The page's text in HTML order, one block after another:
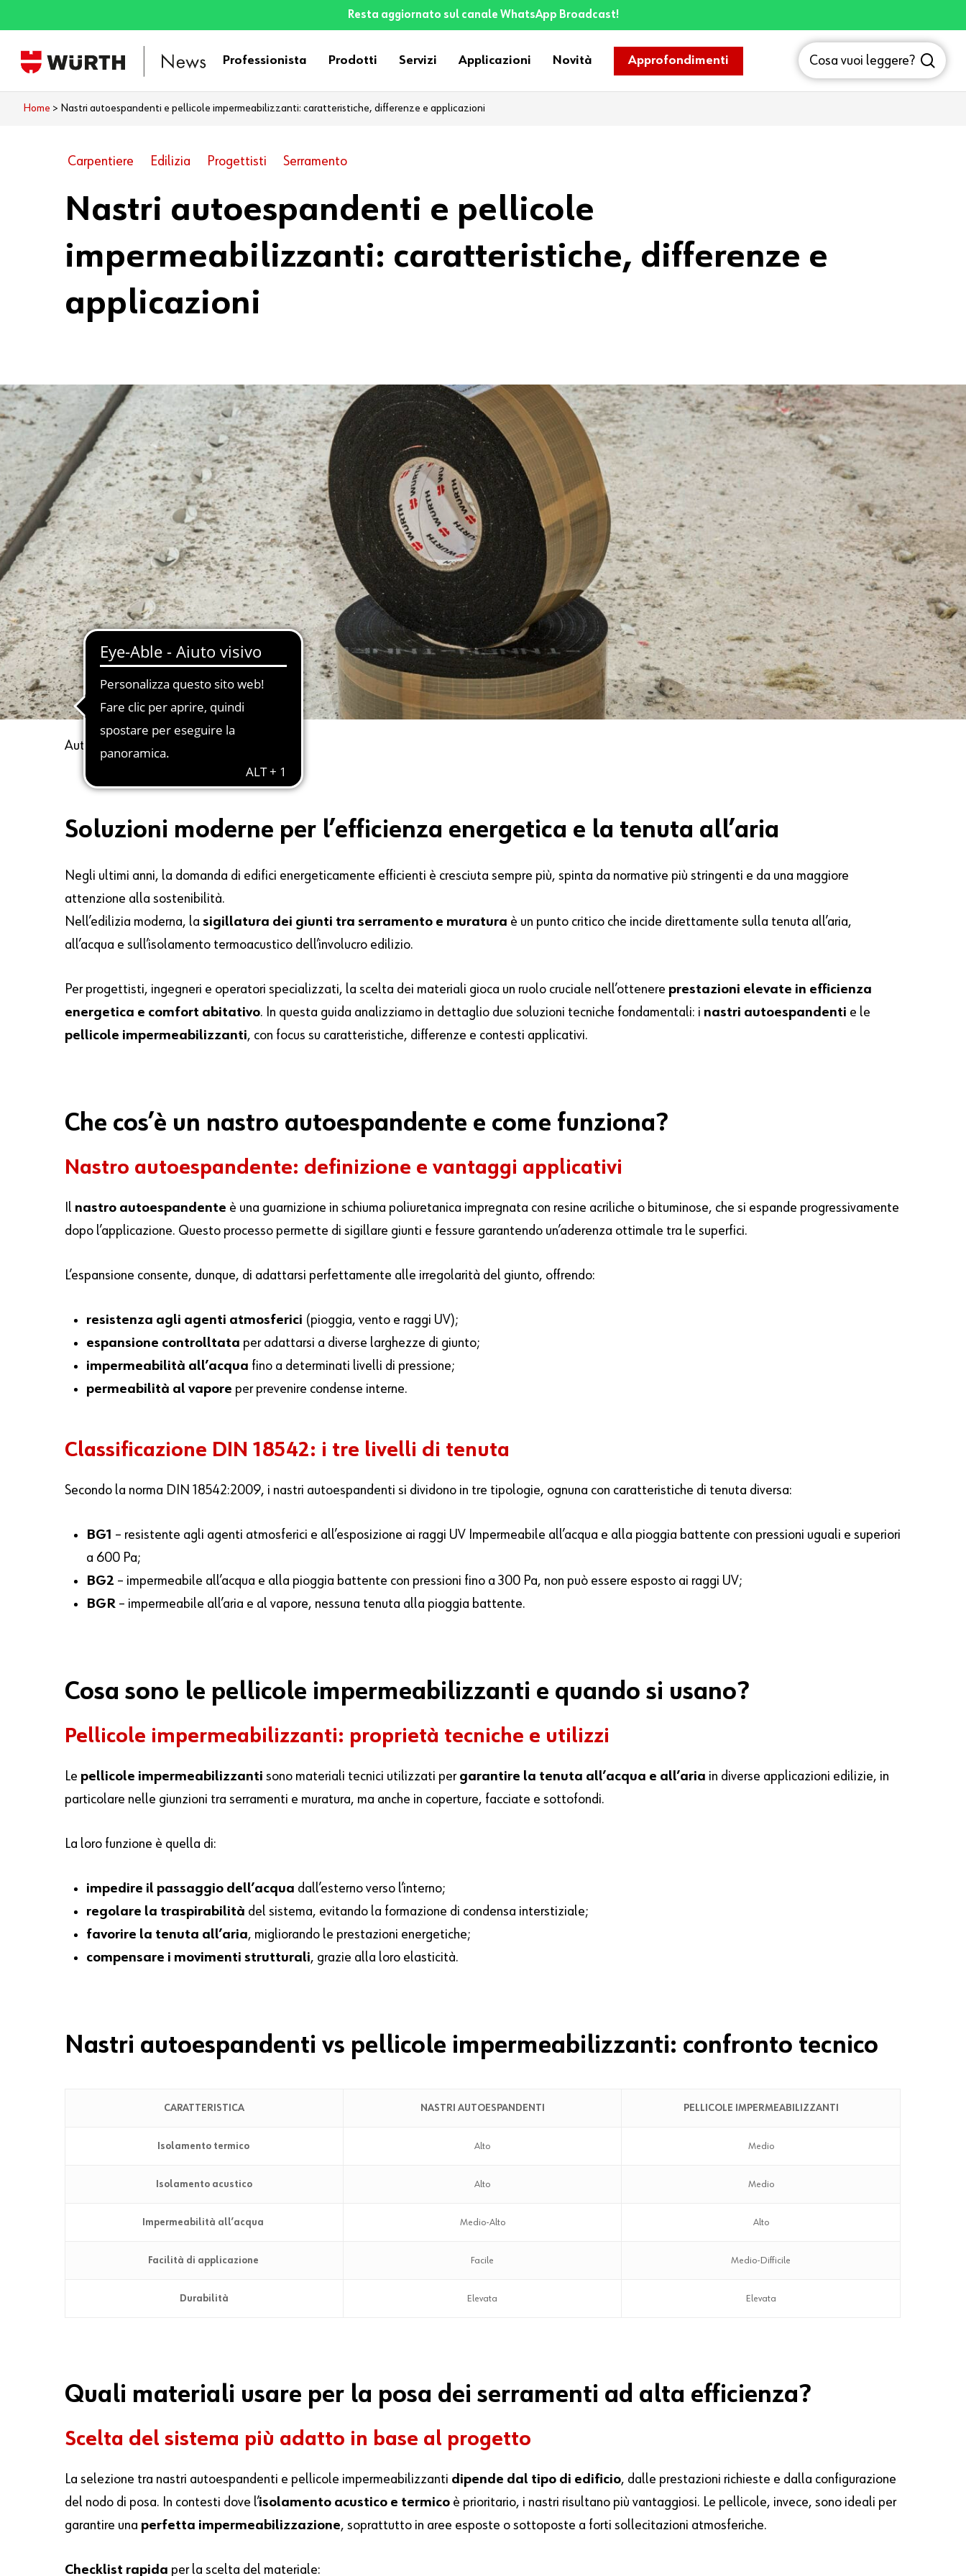
to
main
Resta aggiornato sul canale WhatsApp Broadcast!
Cosa vuoi leggere?
Professionista Prodotti Servizi Applicazioni Novità Approfondimenti Cosa vuoi leggere?
Home > Nastri autoespandenti e pellicole impermeabilizzanti: caratteristiche, differenze e applicazioni
Carpentiere Edilizia Progettisti Serramento
Nastri autoespandenti e pellicole
impermeabilizzanti: caratteristiche, differenze e
applicazioni
Autore Ing. Mirco Storoni
Soluzioni moderne per l’efficienza energetica e la tenuta all’aria
Negli ultimi anni, la domanda di edifici energeticamente efficienti è cresciuta sempre più, spinta da normative più stringenti e da una maggiore
attenzione alla sostenibilità.
Nell’edilizia moderna, lasigillatura dei giunti tra serramento e muratura è un punto critico che incide direttamente sulla tenuta all’aria,
all’acqua e sull’isolamento termoacustico dell’involucro edilizio.
Per progettisti, ingegneri e operatori specializzati, la scelta dei materiali gioca un ruolo cruciale nell’ottenere prestazioni elevate in efficienza
energetica e comfort abitativo. In questa guida analizziamo in dettaglio due soluzioni tecniche fondamentali: i nastri autoespandenti e le
pellicole impermeabilizzanti, con focus su caratteristiche, differenze e contesti applicativi.
Che cos’è un nastro autoespandente e come funziona?
Nastro autoespandente: definizione e vantaggi applicativi
Il nastro autoespandente è una guarnizione in schiuma poliuretanica impregnata con resine acriliche o bituminose, che si espande progressivamente
dopo l’applicazione. Questo processo permette di sigillare giunti e fessure garantendo un’aderenza ottimale tra le superfici.
L’espansione consente, dunque, di adattarsi perfettamente alle irregolarità del giunto, offrendo:
resistenza agli agenti atmosferici (pioggia, vento e raggi UV);
espansione controlltata per adattarsi a diverse larghezze di giunto;
impermeabilità all’acqua fino a determinati livelli di pressione;
permeabilità al vapore per prevenire condense interne.
Classificazione DIN 18542: i tre livelli di tenuta
Secondo la norma DIN 18542:2009, i nastri autoespandenti si dividono in tre tipologie, ognuna con caratteristiche di tenuta diversa:
BG1 – resistente agli agenti atmosferici e all’esposizione ai raggi UV Impermeabile all’acqua e alla pioggia battente con pressioni uguali e superiori
a 600 Pa;
BG2 – impermeabile all’acqua e alla pioggia battente con pressioni fino a 300 Pa, non può essere esposto ai raggi UV;
BGR – impermeabile all’aria e al vapore, nessuna tenuta alla pioggia battente.
Cosa sono le pellicole impermeabilizzanti e quando si usano?
Pellicole impermeabilizzanti: proprietà tecniche e utilizzi
Le pellicole impermeabilizzanti sono materiali tecnici utilizzati per garantire la tenuta all’acqua e all’aria in diverse applicazioni edilizie, in
particolare nelle giunzioni tra serramenti e muratura, ma anche in coperture, facciate e sottofondi.
La loro funzione è quella di:
impedire il passaggio dell’acqua dall’esterno verso l’interno;
regolare la traspirabilità del sistema, evitando la formazione di condensa interstiziale;
favorire la tenuta all’aria, migliorando le prestazioni energetiche;
compensare i movimenti strutturali, grazie alla loro elasticità.
Nastri autoespandenti vs pellicole impermeabilizzanti: confronto tecnico
CARATTERISTICA NASTRI AUTOESPANDENTI PELLICOLE IMPERMEABILIZZANTI
Isolamento termico Alto Medio
Isolamento acustico Alto Medio
Impermeabilità all’acqua Medio-Alto Alto
Facilità di applicazione Facile Medio-Difficile
Durabilità Elevata Elevata
Quali materiali usare per la posa dei serramenti ad alta efficienza?
Scelta del sistema più adatto in base al progetto
La selezione tra nastri autoespandenti e pellicole impermeabilizzanti dipende dal tipo di edificio, dalle prestazioni richieste e dalla configurazione
del nodo di posa. In contesti dove l’isolamento acustico e termico è prioritario, i nastri risultano più vantaggiosi. Le pellicole, invece, sono ideali per
garantire una perfetta impermeabilizzazione, soprattutto in aree esposte o sottoposte a forti sollecitazioni atmosferiche.
Checklist rapida per la scelta del materiale: